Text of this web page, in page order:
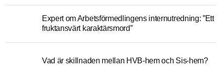
Expert om Arbetsförmedlingens internutredning: ”Ett
fruktansvärt karaktärsmord”
Vad är skillnaden mellan HVB-hem och Sis-hem?